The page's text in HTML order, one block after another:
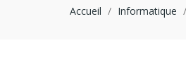
Accueil Informatique